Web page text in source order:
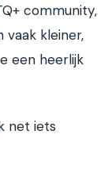
community,
vaak kleiner,
een heerlijk
net iets